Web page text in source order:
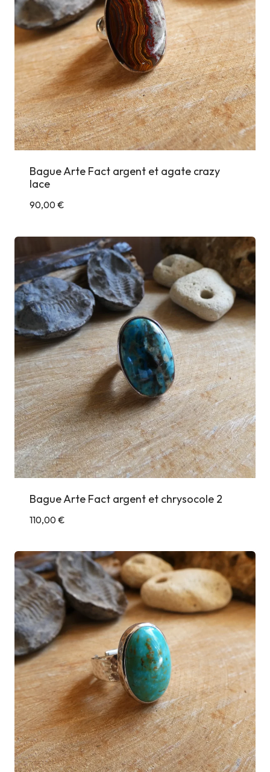
Bague Arte Fact argent et agate crazy
lace
90,00€
Bague Arte Fact argent et chrysocole 2
110,00€